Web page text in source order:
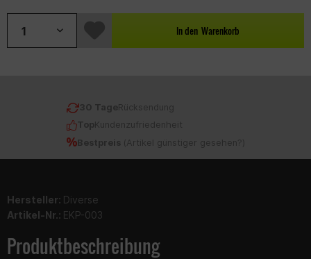
In den Warenkorb
30 TageRücksendung
TopKundenzufriedenheit
Bestpreis ( Artikel günstiger gesehen? )
Hersteller: Diverse
Artikel-Nr.: EKP-003
Produktbeschreibung